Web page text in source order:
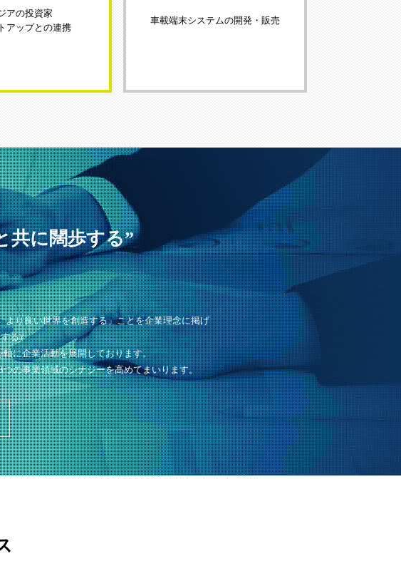
アの投資家
アップとの連携
車載端末システムの開発・販売
共に闊歩する”
り良い世界を創造する」ことを企業理念に掲げ
る)’
に企業活動を展開しております。
の事業領域のシナジーを高めてまいります。